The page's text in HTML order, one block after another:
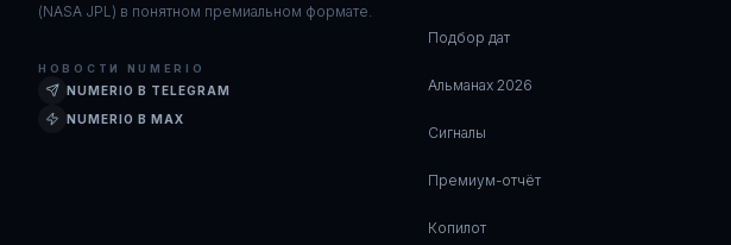
(NASA JPL) в понятном премиальном формате.
НОВОСТИ NUMERIO
NUMERIO В TELEGRAM
NUMERIO В MAX
Подбор дат
Альманах 2026
Сигналы
Премиум-отчёт
Копилот